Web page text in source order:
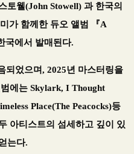
토웰(John Stowell) 과 한국의
가 함께한 듀오 앨범
『A
국에서 발매된다.
되었으며, 2025년 마스터링을
에는 Skylark, I Thought
Place(The Peacocks)등
아티스트의 섬세하고 깊이 있
는다.